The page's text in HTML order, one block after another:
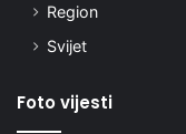
Region
Svijet
Foto vijesti